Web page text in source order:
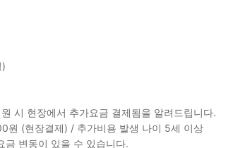
시 현장에서 추가요금 결제됨을 알려드립니다.
원 (현장결제) / 추가비용 발생 나이 5세 이상
금 변동이 있을 수 있습니다.